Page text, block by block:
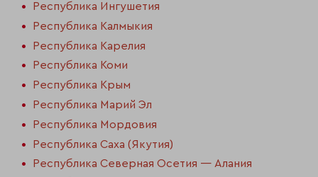
Республика Ингушетия
Республика Калмыкия
Республика Карелия
Республика Коми
Республика Крым
Республика Марий Эл
Республика Мордовия
Республика Саха (Якутия)
Республика Северная Осетия — Алания